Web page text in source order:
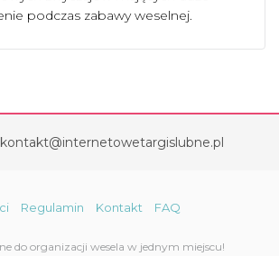
podczas zabawy weselnej.
kontakt@internetowetargislubne.pl
Regulamin Kontakt FAQ
do organizacji wesela w jednym miejscu!